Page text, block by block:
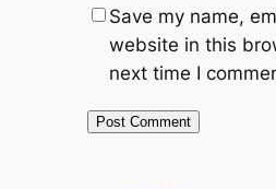
Save my name,
website in this
next time I